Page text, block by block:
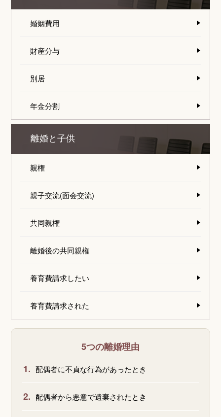
婚姻費用
財産分与
別居
年金分割
離婚と子供
親権
親子交流(面会交流)
共同親権
離婚後の共同親権
養育費請求したい
養育費請求された
5つの離婚理由
1. 配偶者に不貞な行為があったとき
2. 配偶者から悪意で遺棄されたとき